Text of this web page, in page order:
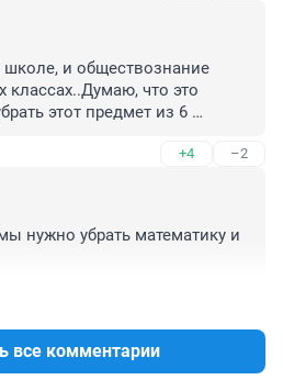
школе, и обществознание
классах..Думаю, что это
этот предмет из 6
+4 –2
нужно убрать математику и
все комментарии